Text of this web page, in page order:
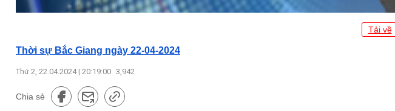
Tải về
Thời sự Bắc Giang ngày 22-04-2024
Thứ 2, 22.04.2024 | 20:19:00 3,942
Chia sẻ